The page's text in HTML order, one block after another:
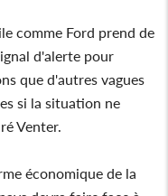
comme Ford prend de
d'alerte pour
que d'autres vagues
si la situation ne
Venter.
économique de la